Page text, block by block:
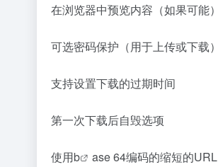
在浏览器中预览内容（如果可能）
可选密码保护（用于上传或下载）
支持设置下载的过期时间
第一次下载后自毁选项
使用b ase 64编码的缩短的URL